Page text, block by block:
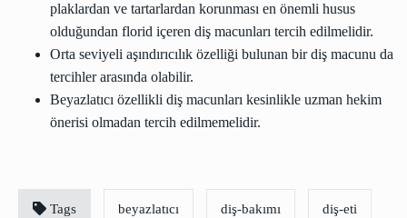
plaklardan ve tartarlardan korunması en önemli husus
olduğundan florid içeren diş macunları tercih edilmelidir.
Orta seviyeli aşındırıcılık özelliği bulunan bir diş macunu da
tercihler arasında olabilir.
Beyazlatıcı özellikli diş macunları kesinlikle uzman hekim
önerisi olmadan tercih edilmemelidir.
Tags beyazlatıcı diş-bakımı diş-eti